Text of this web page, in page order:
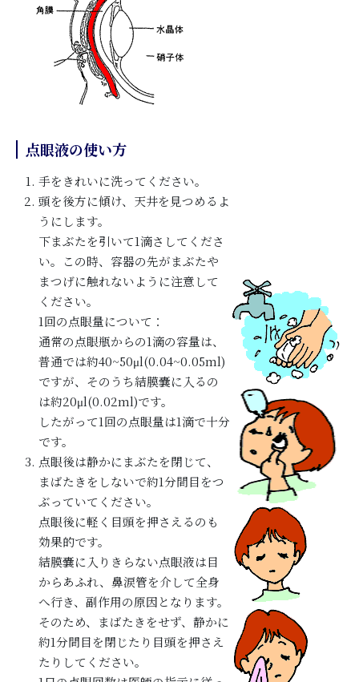
点眼液の使い方
手をきれいに洗ってください。
頭を後方に傾け、天井を見つめるよ
うにします。
下まぶたを引いて1滴さしてくださ
い。この時、容器の先がまぶたや
まつげに触れないように注意して
ください。
1回の点眼量について：
通常の点眼瓶からの1滴の容量は、
普通では約40~50μl(0.04~0.05ml)
ですが、そのうち結膜嚢に入るの
は約20μl(0.02ml)です。
したがって1回の点眼量は1滴で十分
です。
点眼後は静かにまぶたを閉じて、
まばたきをしないで約1分間目をつ
ぶっていてください。
点眼後に軽く目頭を押さえるのも
効果的です。
結膜嚢に入りきらない点眼液は目
からあふれ、鼻涙管を介して全身
へ行き、副作用の原因となります。
そのため、まばたきをせず、静かに
約1分間目を閉じたり目頭を押さえ
たりしてください。